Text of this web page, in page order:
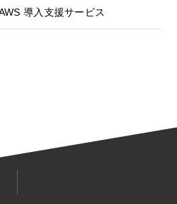
導入支援サービス